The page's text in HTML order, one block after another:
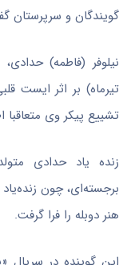
گویندگان و سرپرستان
تیرماه) بر اثر ایست
تشییع پیکر وی
برجسته‌ای، چون
هنر دوبله را فرا گرفت.